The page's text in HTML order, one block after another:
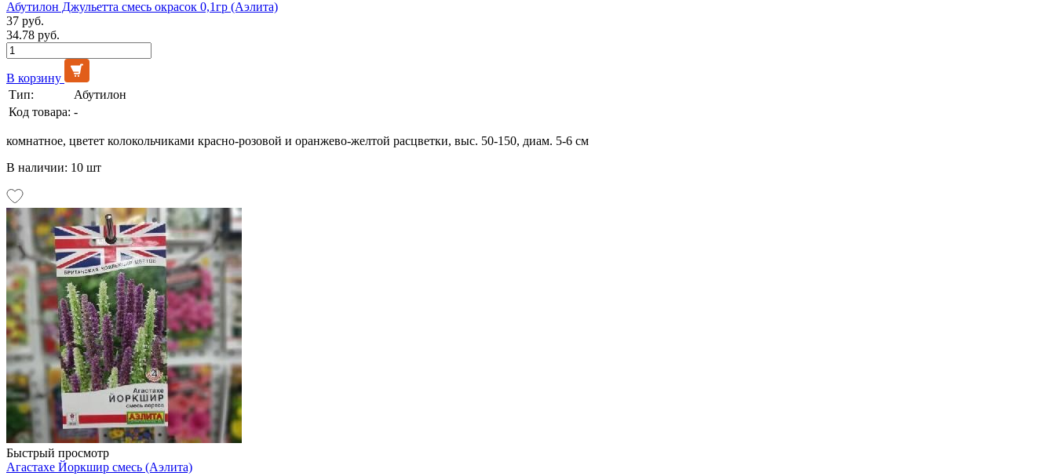
Абутилон Джульетта смесь окрасок 0,1гр (Аэлита)
37 руб.
34.78 руб.
В корзину
Тип:
Абутилон
Код товара: -
комнатное, цветет колокольчиками красно-розовой и оранжево-желтой расцветки, выс. 50-150, диам. 5-6 см
В наличии: 10 шт
Быстрый просмотр
Агастахе Йоркшир смесь (Аэлита)